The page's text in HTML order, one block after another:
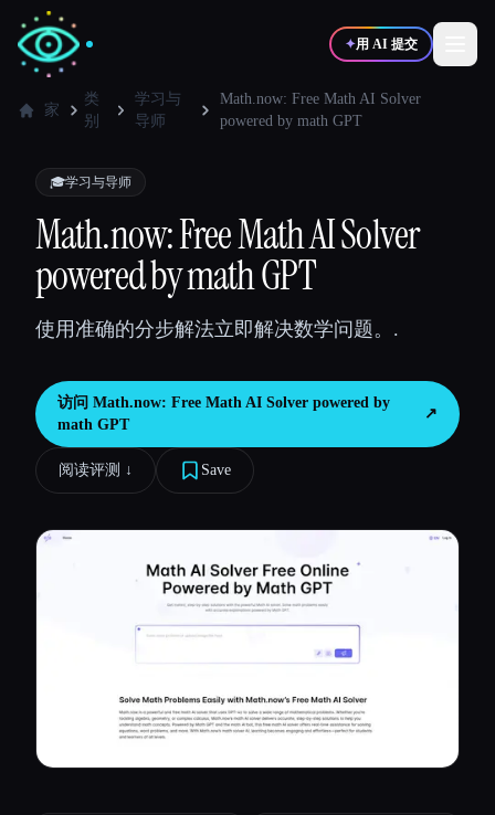
✦用 AI 提交
💻开发者 📈 营销
🎓 🎬
博客
比较工具
所有分类
家
类
别
学习与
导师
Math.now: Free Math AI Solver
powered by math GPT
🎓学习与导师
Math.now: Free Math AI Solver
powered by math GPT
使用准确的分步解法立即解决数学问题。.
访问 Math.now: Free Math AI Solver powered by
math GPT
↗︎
阅读评测 ↓︎ Save